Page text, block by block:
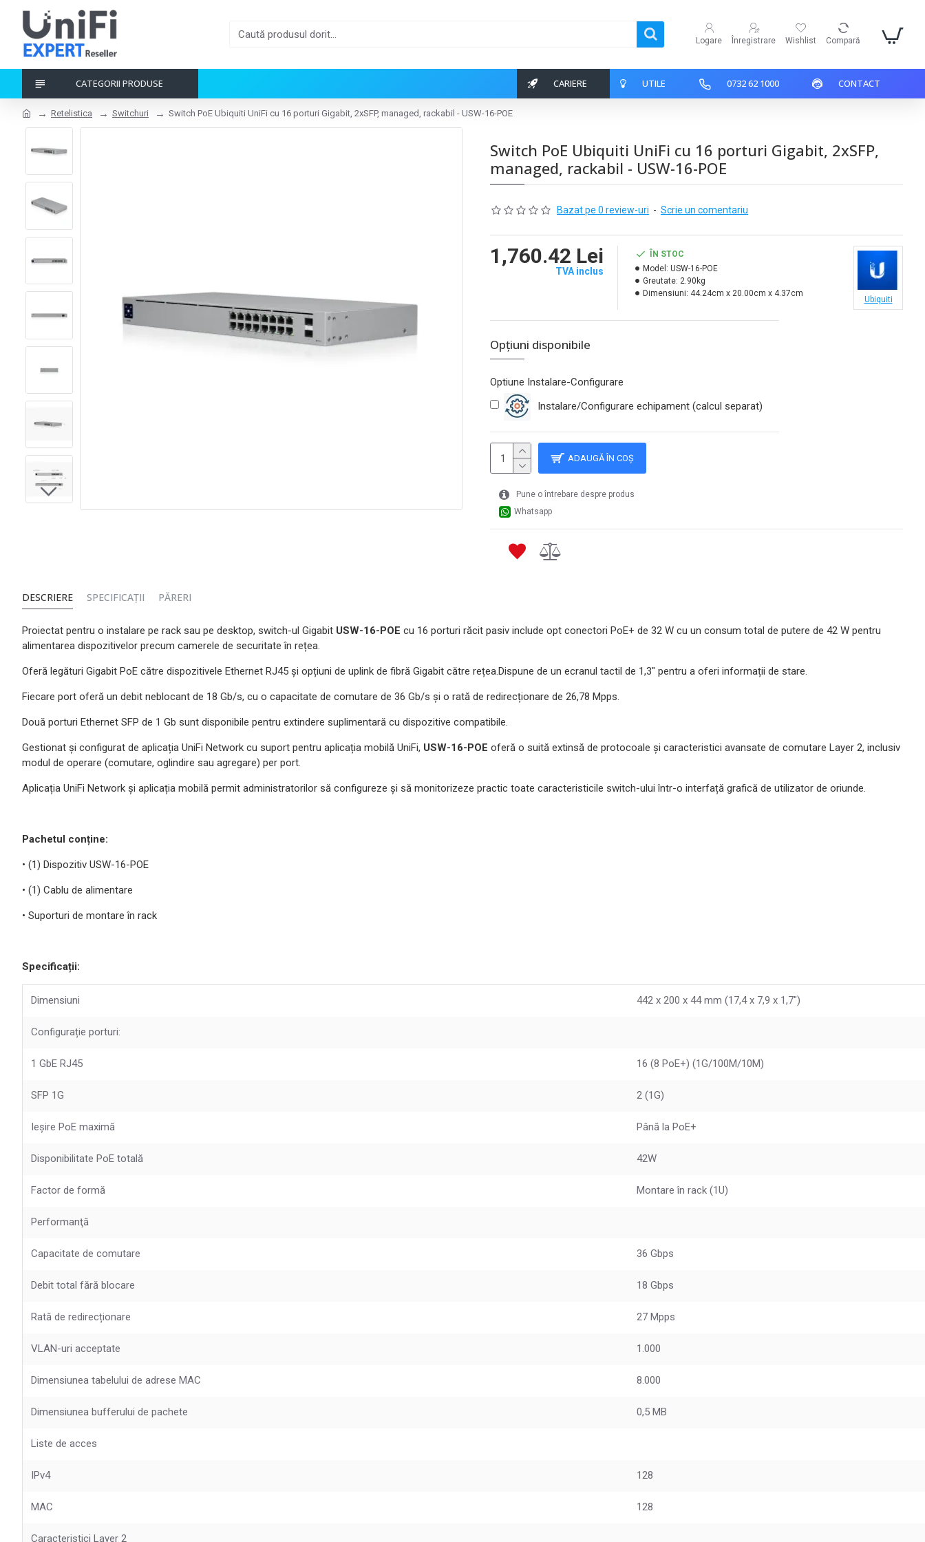
Logare Înregistrare Wishlist Compară
CATEGORII PRODUSE CARIERE UTILE 0732 62 1000 CONTACT
Retelistica Switchuri Switch PoE Ubiquiti UniFi cu 16 porturi Gigabit, 2xSFP, managed, rackabil - USW-16-POE
Switch PoE Ubiquiti UniFi cu 16 porturi Gigabit, 2xSFP,
managed, rackabil - USW-16-POE
Bazat pe 0 review-uri - Scrie un comentariu
1,760.42 Lei
TVA inclus
ÎN STOC
Model: USW-16-POE
Greutate: 2.90kg
Dimensiuni: 44.24cm x 20.00cm x 4.37cm
Ubiquiti
Opțiuni disponibile
Optiune Instalare-Configurare
Instalare/Configurare echipament (calcul separat)
ADAUGĂ ÎN COȘ
Pune o întrebare despre produs
Whatsapp
DESCRIERE SPECIFICAȚII PĂRERI
Proiectat pentru o instalare pe rack sau pe desktop, switch-ul Gigabit USW-16-POE cu 16 porturi răcit pasiv include opt conectori PoE+ de 32 W cu un consum total de putere de 42 W pentru
alimentarea dispozitivelor precum camerele de securitate în rețea.
Oferă legături Gigabit PoE către dispozitivele Ethernet RJ45 și opțiuni de uplink de fibră Gigabit către rețea.Dispune de un ecranul tactil de 1,3" pentru a oferi informații de stare.
Fiecare port oferă un debit neblocant de 18 Gb/s, cu o capacitate de comutare de 36 Gb/s și o rată de redirecționare de 26,78 Mpps.
Două porturi Ethernet SFP de 1 Gb sunt disponibile pentru extindere suplimentară cu dispozitive compatibile.
Gestionat și configurat de aplicația UniFi Network cu suport pentru aplicația mobilă UniFi, USW-16-POE oferă o suită extinsă de protocoale și caracteristici avansate de comutare Layer 2, inclusiv
modul de operare (comutare, oglindire sau agregare) per port.
Aplicația UniFi Network și aplicația mobilă permit administratorilor să configureze și să monitorizeze practic toate caracteristicile switch-ului într-o interfață grafică de utilizator de oriunde.
Pachetul conține:
• (1) Dispozitiv USW-16-POE
• (1) Cablu de alimentare
• Suporturi de montare în rack
Specificații:
Dimensiuni 442 x 200 x 44 mm (17,4 x 7,9 x 1,7")
Configurație porturi:
1 GbE RJ45 16 (8 PoE+) (1G/100M/10M)
SFP 1G 2 (1G)
Ieșire PoE maximă Până la PoE+
Disponibilitate PoE totală 42W
Factor de formă Montare în rack (1U)
Performanţă
Capacitate de comutare 36 Gbps
Debit total fără blocare 18 Gbps
Rată de redirecționare 27 Mpps
VLAN-uri acceptate 1.000
Dimensiunea tabelului de adrese MAC 8.000
Dimensiunea bufferului de pachete 0,5 MB
Liste de acces
IPv4 128
MAC 128
Caracteristici Layer 2